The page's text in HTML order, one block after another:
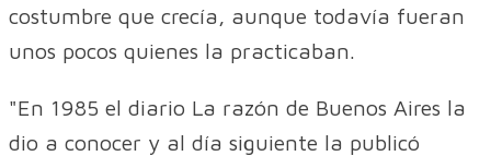
costumbre que crecía, aunque todavía fueran
unos pocos quienes la practicaban.
"En 1985 el diario La razón de Buenos Aires la
dio a conocer y al día siguiente la publicó